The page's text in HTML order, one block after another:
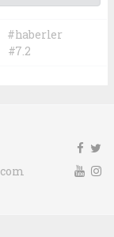
#haberler
#7.2